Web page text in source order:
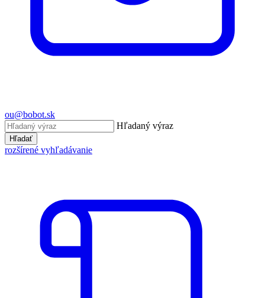
ou@bobot.sk
Hľadaný výraz
Hľadať
rozšírené vyhľadávanie